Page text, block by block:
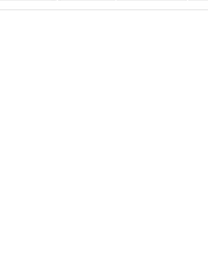
Solgt af Militærorganisation